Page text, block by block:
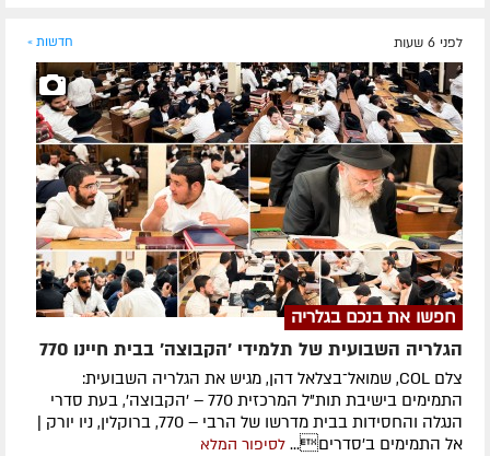
לפני 6 שעות חדשות »
חפשו את בנכם בגלריה
הגלריה השבועית של תלמידי 'הקבוצה' בבית חיינו 770
צלם COL, שמואל־בצלאל דהן, מגיש את הגלריה השבועית:
התמימים בישיבת תות"ל המרכזית 770 – 'הקבוצה', בעת סדרי
הנגלה והחסידות בבית מדרשו של הרבי – 770, ברוקלין, ניו יורק |
אל התמימים ב'סדרים... לסיפור המלא